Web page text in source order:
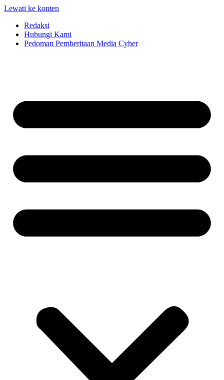
Lewati ke konten
Redaksi
Hubungi Kami
Pedoman Pemberitaan Media Cyber